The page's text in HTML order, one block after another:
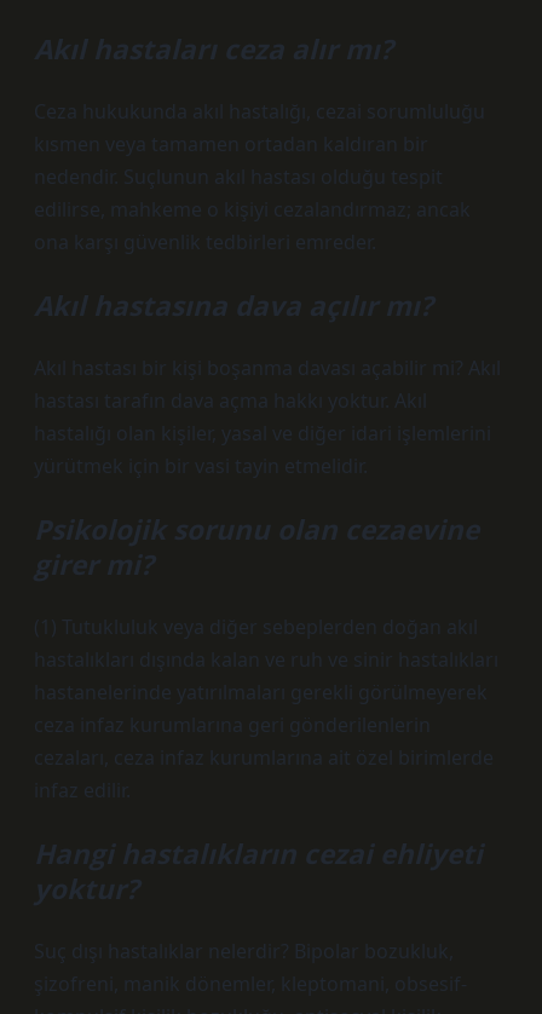
Akıl hastaları ceza alır mı?
Ceza hukukunda akıl hastalığı, cezai sorumluluğu
kısmen veya tamamen ortadan kaldıran bir
nedendir. Suçlunun akıl hastası olduğu tespit
edilirse, mahkeme o kişiyi cezalandırmaz; ancak
ona karşı güvenlik tedbirleri emreder.
Akıl hastasına dava açılır mı?
Akıl hastası bir kişi boşanma davası açabilir mi? Akıl
hastası tarafın dava açma hakkı yoktur. Akıl
hastalığı olan kişiler, yasal ve diğer idari işlemlerini
yürütmek için bir vasi tayin etmelidir.
Psikolojik sorunu olan cezaevine
girer mi?
(1) Tutukluluk veya diğer sebeplerden doğan akıl
hastalıkları dışında kalan ve ruh ve sinir hastalıkları
hastanelerinde yatırılmaları gerekli görülmeyerek
ceza infaz kurumlarına geri gönderilenlerin
cezaları, ceza infaz kurumlarına ait özel birimlerde
infaz edilir.
Hangi hastalıkların cezai ehliyeti
yoktur?
Suç dışı hastalıklar nelerdir? Bipolar bozukluk,
şizofreni, manik dönemler, kleptomani, obsesif-